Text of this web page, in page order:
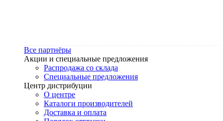
Все партнёры
Акции и специальные предложения
Распродажа со склада
Специальные предложения
Центр дистрибуции
О центре
Каталоги производителей
Доставка и оплата